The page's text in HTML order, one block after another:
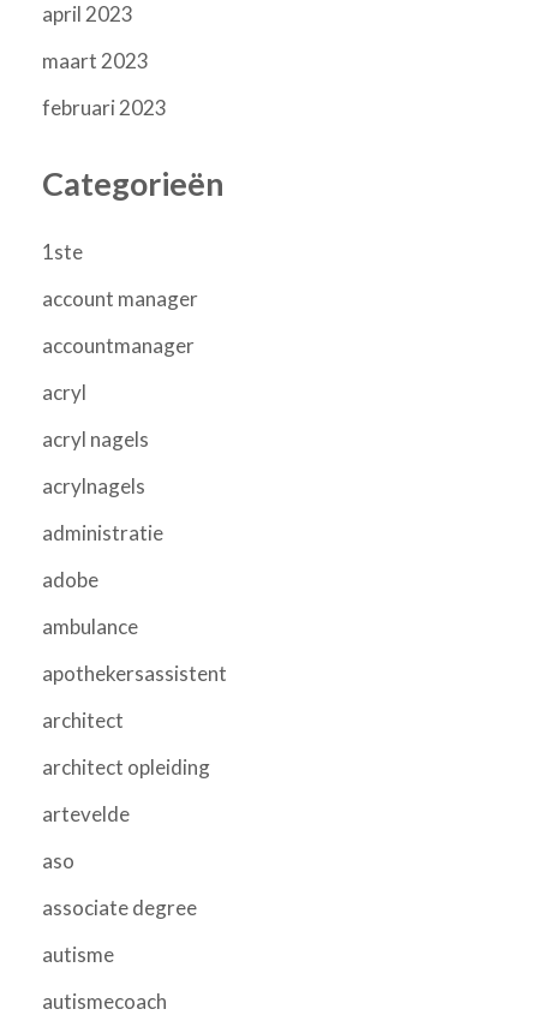
april 2023
maart 2023
februari 2023
Categorieën
1ste
account manager
accountmanager
acryl
acryl nagels
acrylnagels
administratie
adobe
ambulance
apothekersassistent
architect
architect opleiding
artevelde
aso
associate degree
autisme
autismecoach